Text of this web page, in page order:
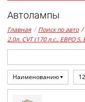
Автолампы
Главная / Поиск по авто /
2,0л. CVT (170 л.с., ЕВРО
Наименованию 12